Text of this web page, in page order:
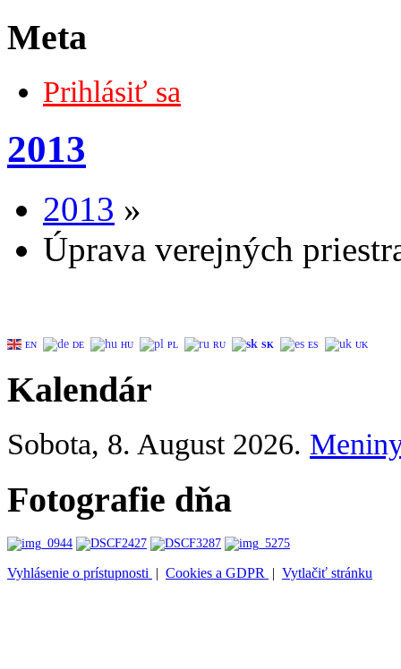
Meta
Prihlásiť sa
2013
2013 »
Úprava verejných
EN DE HU PL RU SK ES UK
Kalendár
Sobota, 8. August 2026.
Fotografie dňa
Vyhlásenie o prístupnosti | Cookies a GDPR | Vytlačiť stránku